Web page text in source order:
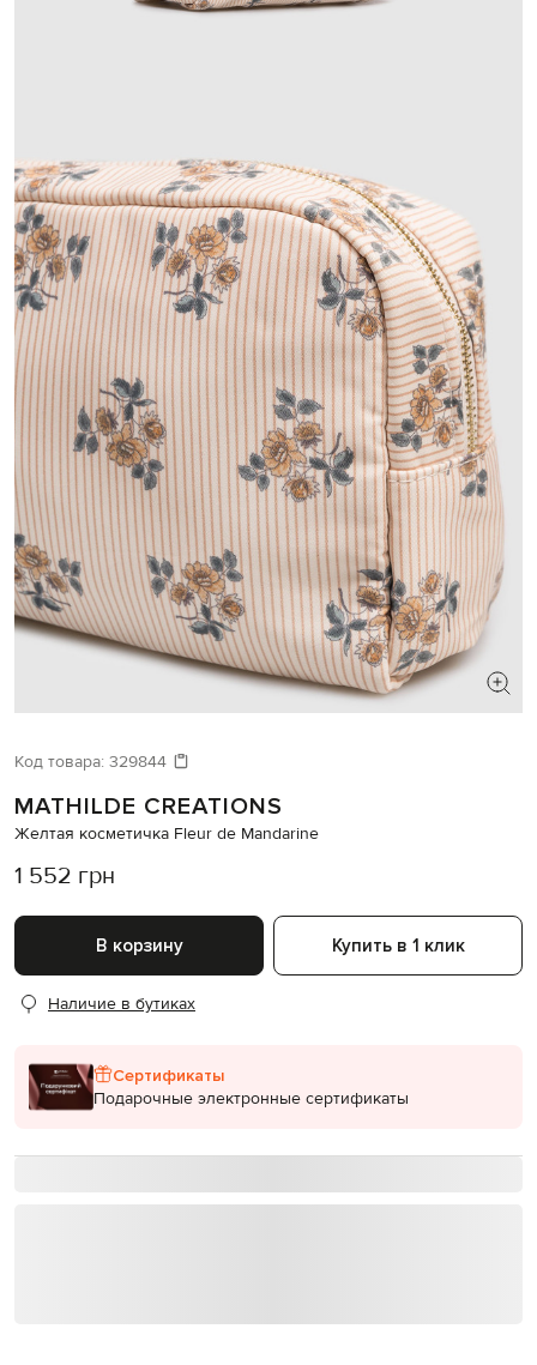
Код товара: 329844
MATHILDE CREATIONS
Желтая косметичка Fleur de Mandarine
1 552 грн
В корзину Купить в 1 клик
Наличие в бутиках
Сертификаты
Подарочные электронные сертификаты